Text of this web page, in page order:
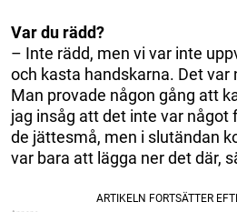
Var du rädd?
– Inte rädd, men vi var inte
och kasta handskarna. Det var
Man provade någon gång att
jag insåg att det inte var något
de jättesmå, men i slutändan
var bara att lägga ner det där,